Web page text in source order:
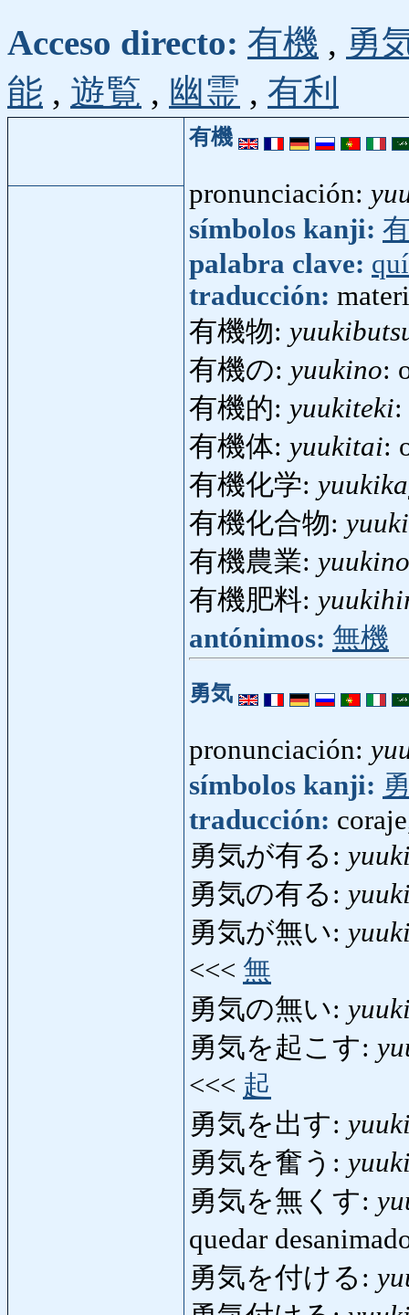
Acceso directo: 有機 , 勇
能 , 遊覧 , 幽霊 , 有利
有機
pronunciación:
símbolos kanji:
palabra clave:
traducción:
有機物:
有機の: yuukino:
有機的: yuukiteki
有機体: yuukitai:
有機化学:
有機化合物:
有機農業:
有機肥料:
antónimos: 無機
勇気
pronunciación:
símbolos kanji:
traducción:
勇気が有る:
勇気の有る:
勇気が無い:
<<< 無
勇気の無い:
勇気を起こす:
<<< 起
勇気を出す:
勇気を奮う:
勇気を無くす:
quedar
勇気を付ける: